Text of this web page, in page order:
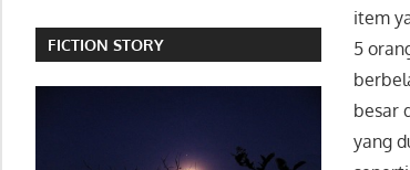
item
5
besar
yang
FICTION STORY